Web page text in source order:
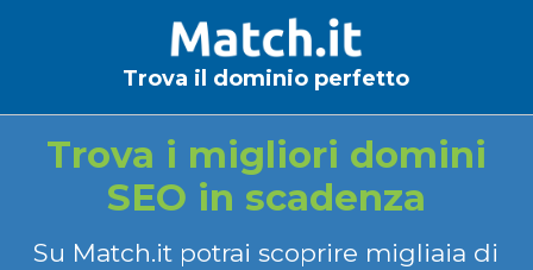
Trova il dominio perfetto
Trova i migliori domini
SEO in scadenza
Su Match.it potrai scoprire migliaia di